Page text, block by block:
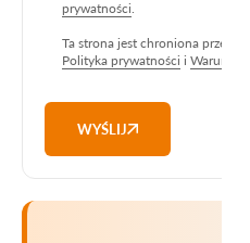
prywatności.
Ta strona jest chroniona przez
Polityka prywatności i Warunki
WYŚLIJ